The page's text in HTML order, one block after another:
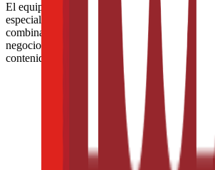
El equipo editorial de The Food Tech está
especializados en la industria de alimentos y
combina análisis técnico, innovación
negocio, nutrición, normatividad y packaging,
contenidos de alto valor dirigidos a los